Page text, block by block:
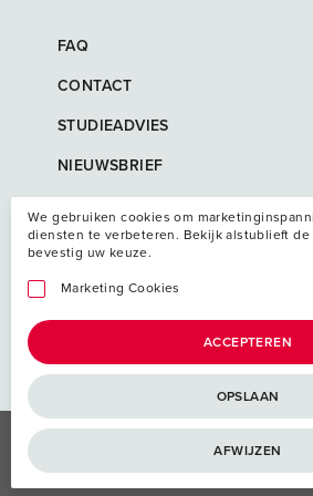
FAQ
CONTACT
STUDIEADVIES
NIEUWSBRIEF
Algemene voorwaarden
Privacy
We gebruiken cookies om
diensten te verbeteren. Bekijk alstublieft
bevestig uw keuze.
Marketing Cookies
ACCEPTEREN
OPSLAAN
AFWIJZEN